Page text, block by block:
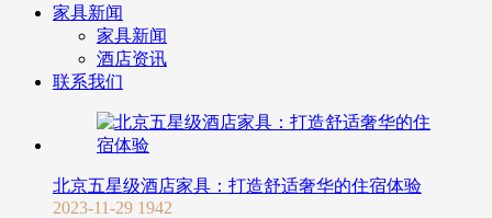
家具新闻
家具新闻
酒店资讯
联系我们
北京五星级酒店家具：打造舒适奢华的住宿体验
2023-11-29 1942